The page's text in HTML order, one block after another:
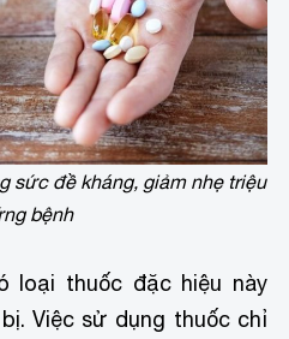
sức đề kháng, giảm nhẹ triệu
bệnh
loại thuốc đặc hiệu này
Việc sử dụng thuốc chỉ